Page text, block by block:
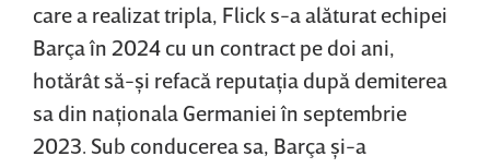
care a realizat tripla, Flick s-a alăturat echipei
Barça în 2024 cu un contract pe doi ani,
hotărât să-şi refacă reputaţia după demiterea
sa din naţionala Germaniei în septembrie
2023. Sub conducerea sa, Barça şi-a